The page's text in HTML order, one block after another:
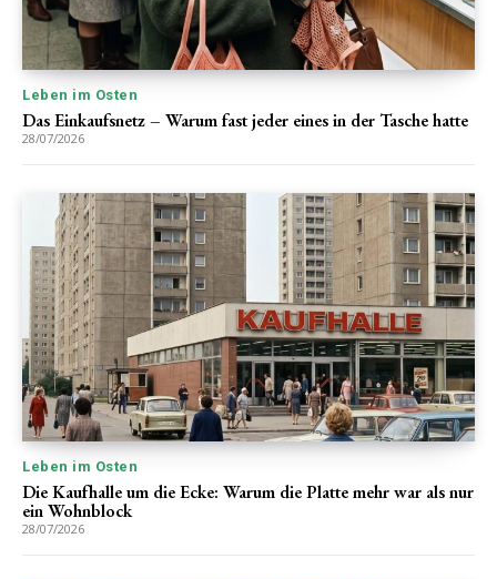
Leben im Osten
Das Einkaufsnetz – Warum fast jeder eines in der Tasche hatte
28/07/2026
Leben im Osten
Die Kaufhalle um die Ecke: Warum die Platte mehr war als nur
ein Wohnblock
28/07/2026